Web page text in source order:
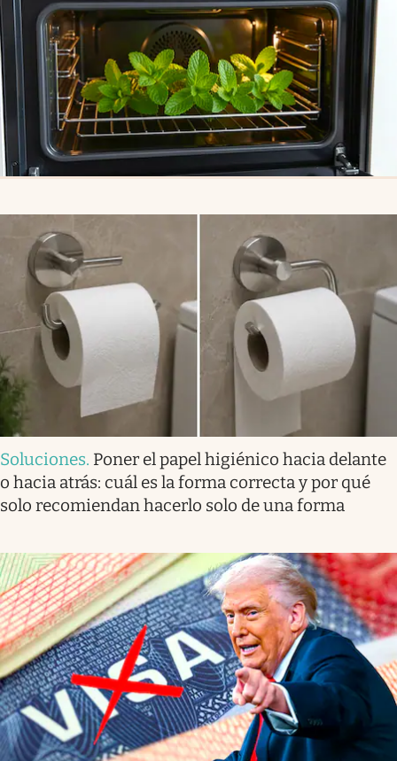
Soluciones. Poner el papel higiénico hacia delante
o hacia atrás: cuál es la forma correcta y por qué
solo recomiendan hacerlo solo de una forma